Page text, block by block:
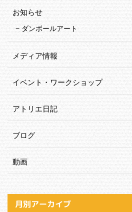
お知らせ
ダンボールアート
メディア情報
イベント・ワークショップ
アトリエ日記
ブログ
動画
月別アーカイブ